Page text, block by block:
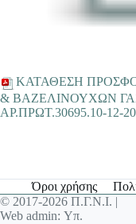
ΚΑΤΑΘΕΣΗ
& ΒΑΖΕΛΙΝΟΥΧΩΝ
ΑΡ.ΠΡΩΤ.30695.10-12-
Όροι χρήσης
© 2017-2026 Π.Γ.Ν.Ι. |
Web admin: Υπ.